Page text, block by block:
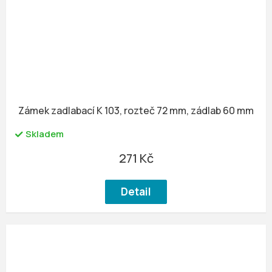
Zámek zadlabací K 103, rozteč 72 mm, zádlab 60 mm
Skladem
271 Kč
Detail